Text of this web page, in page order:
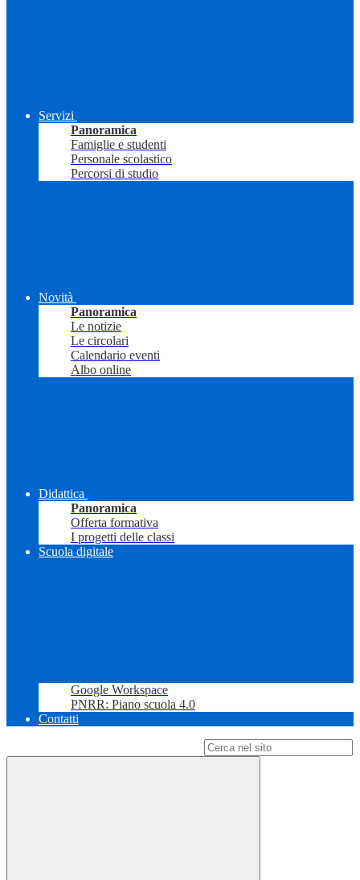
Servizi
Panoramica
Famiglie e studenti
Personale scolastico
Percorsi di studio
Novità
Panoramica
Le notizie
Le circolari
Calendario eventi
Albo online
Didattica
Panoramica
Offerta formativa
I progetti delle classi
Scuola digitale
Google Workspace
PNRR: Piano scuola 4.0
Contatti